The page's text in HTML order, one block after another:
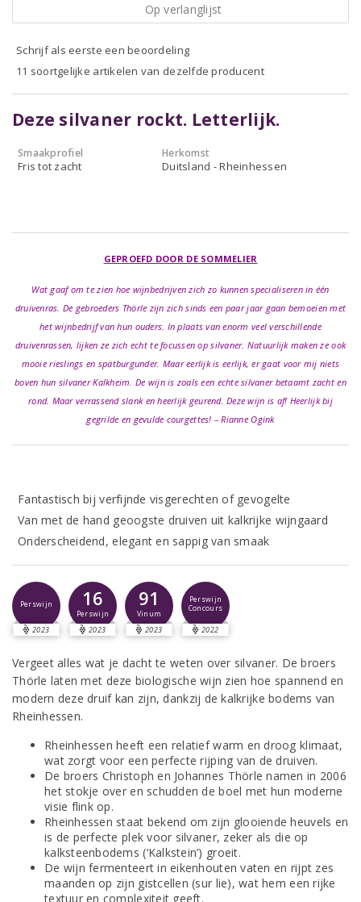
Op verlanglijst
Schrijf als eerste een beoordeling
11 soortgelijke artikelen van dezelfde producent
Deze silvaner rockt. Letterlijk.
Smaakprofiel
Fris tot zacht
Herkomst
Duitsland - Rheinhessen
GEPROEFD DOOR DE SOMMELIER
Wat gaaf om te zien hoe wijnbedrijven zich zo kunnen specialiseren in één
druivenras. De gebroeders Thörle zijn zich sinds een paar jaar gaan bemoeien met
het wijnbedrijf van hun ouders. In plaats van enorm veel verschillende
druivenrassen, lijken ze zich echt te focussen op silvaner. Natuurlijk maken ze ook
mooie rieslings en spätburgunder. Maar eerlijk is eerlijk, er gaat voor mij niets
boven hun silvaner Kalkheim. De wijn is zoals een echte silvaner betaamt zacht en
rond. Maar verrassend slank en heerlijk geurend. Deze wijn is af! Heerlijk bij
gegrilde en gevulde courgettes! – Rianne Ogink
Fantastisch bij verfijnde visgerechten of gevogelte
Van met de hand geoogste druiven uit kalkrijke wijngaard
Onderscheidend, elegant en sappig van smaak
Perswijn
2023
16
Perswijn
2023
91
Vinum
2023
Perswijn
Concours
2022
Vergeet alles wat je dacht te weten over silvaner. De broers
Thörle laten met deze biologische wijn zien hoe spannend en
modern deze druif kan zijn, dankzij de kalkrijke bodems van
Rheinhessen.
Rheinhessen heeft een relatief warm en droog klimaat,
wat zorgt voor een perfecte rijping van de druiven.
De broers Christoph en Johannes Thörle namen in 2006
het stokje over en schudden de boel met hun moderne
visie flink op.
Rheinhessen staat bekend om zijn glooiende heuvels en
is de perfecte plek voor silvaner, zeker als die op
kalksteenbodems (‘Kalkstein’) groeit.
De wijn fermenteert in eikenhouten vaten en rijpt zes
maanden op zijn gistcellen (sur lie), wat hem een rijke
textuur en complexiteit geeft.